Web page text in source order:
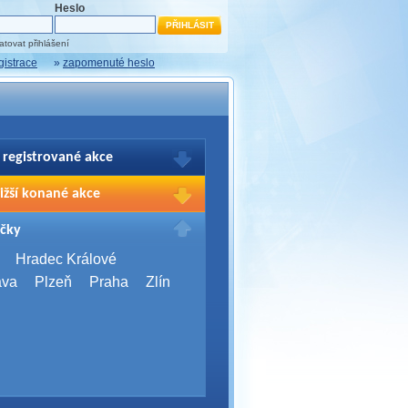
Heslo
přihlášení
» zapomenuté heslo
registrované akce
Vašich registrací na akce
přihlašte.
konané akce
2026
Brno
Server Bootcamp 2026
Hradec Králové
Plzeň Praha Zlín